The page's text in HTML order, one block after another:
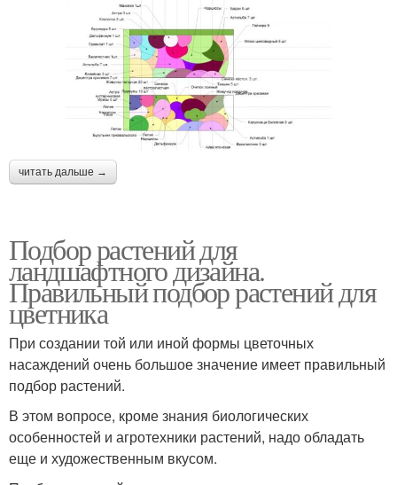
читать дальше →
Подбор растений для
ландшафтного дизайна.
Правильный подбор растений для
цветника
При создании той или иной формы цветочных
насаждений очень большое значение имеет правильный
подбор растений.
В этом вопросе, кроме знания биологических
особенностей и агротехники растений, надо обладать
еще и художественным вкусом.